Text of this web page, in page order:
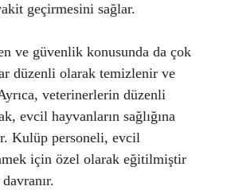
geçirmesini sağlar.
ve güvenlik konusunda da çok
düzenli olarak temizlenir ve
veterinerlerin düzenli
evcil hayvanların sağlığına
Kulüp personeli, evcil
için özel olarak eğitilmiştir